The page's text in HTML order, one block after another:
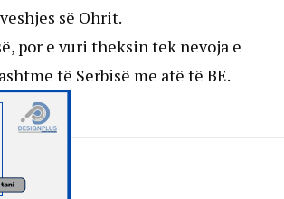
së Ohrit.
por e vuri theksin tek nevoja e
të Serbisë me atë të BE.